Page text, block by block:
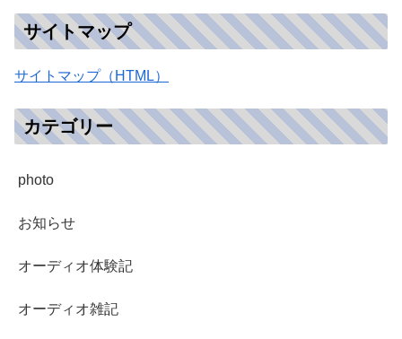
サイトマップ
サイトマップ（HTML）
カテゴリー
photo
お知らせ
オーディオ体験記
オーディオ雑記